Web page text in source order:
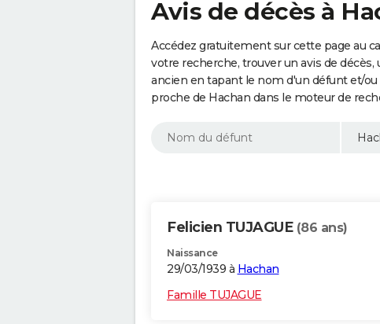
Avis de décès à
Accédez gratuitement sur cette page au
votre recherche, trouver un avis de
ancien en tapant le nom d'un défunt et/
proche de Hachan dans le moteur de
Felicien TUJAGUE (86 ans)
Naissance
29/03/1939 à Hachan
Famille TUJAGUE